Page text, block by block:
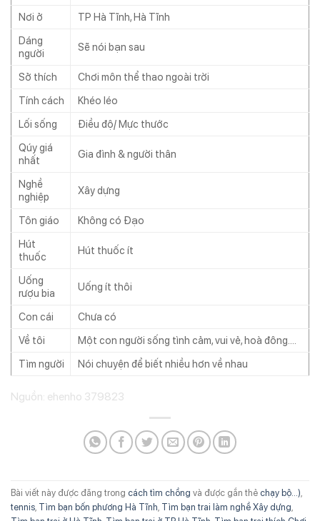
Nơi ở
TP Hà Tĩnh, Hà Tĩnh
Dáng
người
Sẽ nói bạn sau
Sở thích
Chơi môn thể thao ngoài trời
Tính cách
Khéo léo
Lối sống
Điều độ/ Mực thước
Qúy giá
nhất
Gia đình & người thân
Nghề
nghiệp
Xây dựng
Tôn giáo
Không có Đạo
Hút
thuốc
Hút thuốc ít
Uống
rượu bia
Uống ít thôi
Con cái
Chưa có
Về tôi
Một con người sống tình cảm, vui vẻ, hoà đông….
Tìm người
Nói chuyện để biết nhiều hơn về nhau
Nguồn: ehenho 379823
Bài viết này được đăng trong cách tìm chồng và được gắn thẻ chạy bộ...)
tennis Tìm bạn bốn phương Hà Tĩnh Tìm bạn trai làm nghề Xây dựng